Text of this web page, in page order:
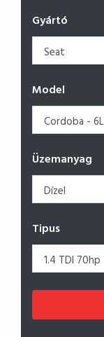
Gyártó
Model
Üzemanyag
Tipus